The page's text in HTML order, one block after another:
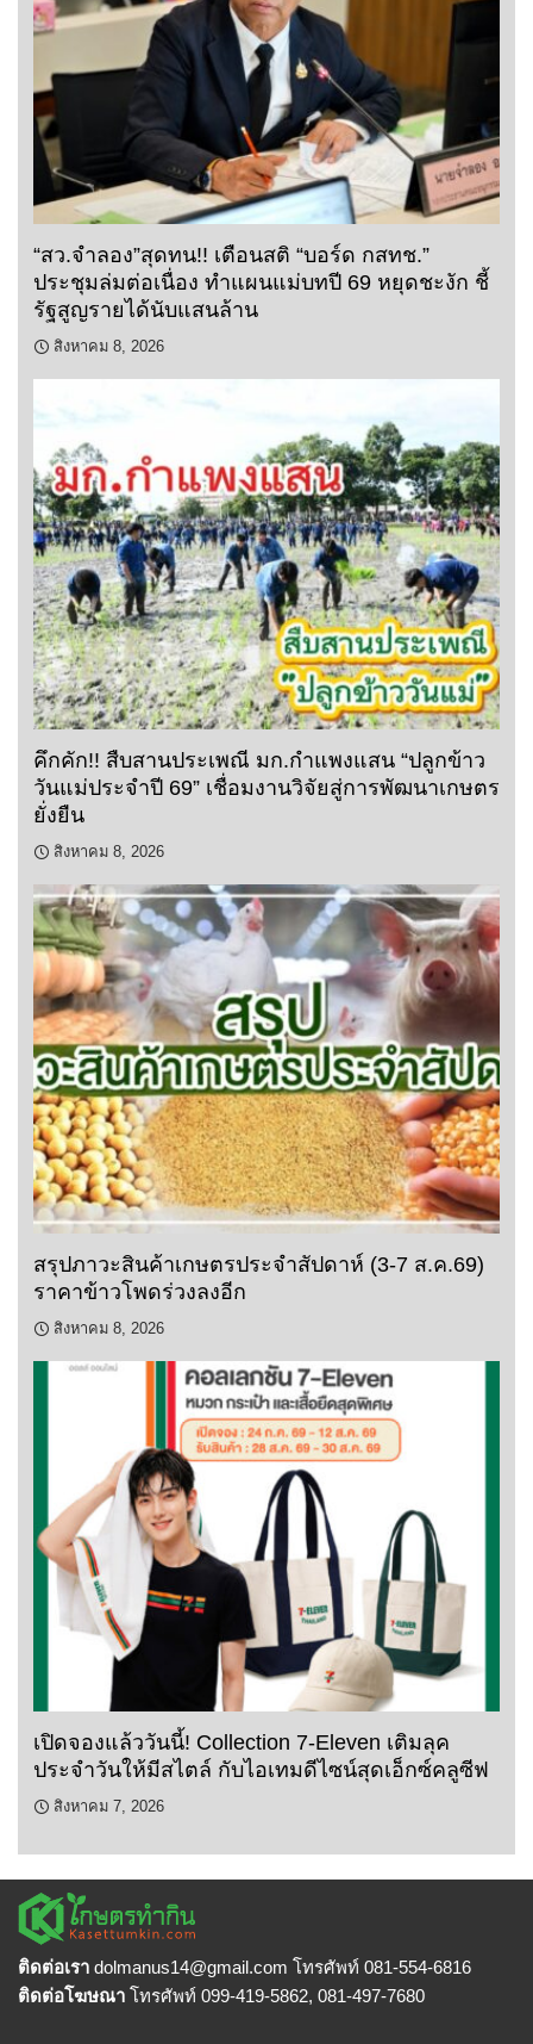
“สว.จำลอง”สุดทน!! เตือนสติ “บอร์ด กสทช.”
ประชุมล่มต่อเนื่อง ทำแผนแม่บทปี 69 หยุดชะงัก ชี้
รัฐสูญรายได้นับแสนล้าน
สิงหาคม 8, 2026
คึกคัก!! สืบสานประเพณี มก.กำแพงแสน “ปลูกข้าว
วันแม่ประจำปี 69” เชื่อมงานวิจัยสู่การพัฒนาเกษตร
ยั่งยืน
สิงหาคม 8, 2026
สรุปภาวะสินค้าเกษตรประจำสัปดาห์ (3-7 ส.ค.69)
ราคาข้าวโพดร่วงลงอีก
สิงหาคม 8, 2026
เปิดจองแล้ววันนี้! Collection 7-Eleven เติมลุค
ประจำวันให้มีสไตล์ กับไอเทมดีไซน์สุดเอ็กซ์คลูซีฟ
สิงหาคม 7, 2026
ติดต่อเรา dolmanus14@gmail.com โทรศัพท์ 081-554-6816
ติดต่อโฆษณา โทรศัพท์ 099-419-5862, 081-497-7680